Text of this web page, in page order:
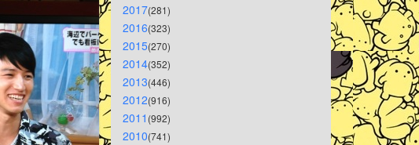
2017(281)
2016(323)
2015(270)
2014(352)
2013(446)
2012(916)
2011 (992)
2010(741)